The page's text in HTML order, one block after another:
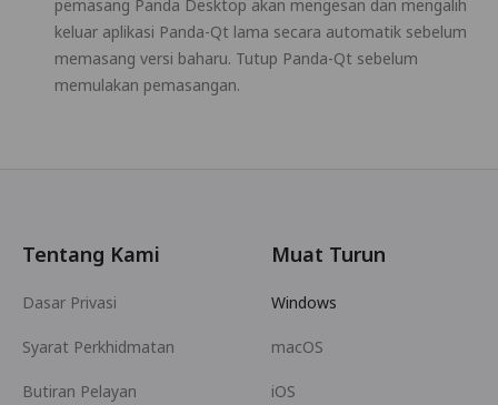
pemasang Panda Desktop akan mengesan dan mengalih
keluar aplikasi Panda-Qt lama secara automatik sebelum
memasang versi baharu. Tutup Panda-Qt sebelum
memulakan pemasangan.
Tentang Kami
Dasar Privasi
Syarat Perkhidmatan
Butiran Pelayan
Muat Turun
Windows
macOS
iOS